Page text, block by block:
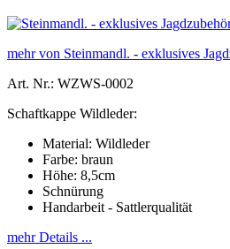
mehr von Steinmandl. - exklusives
Art. Nr.: WZWS-0002
Schaftkappe Wildleder:
Material: Wildleder
Farbe: braun
Höhe: 8,5cm
Schnürung
Handarbeit - Sattlerqualität
mehr Details ...